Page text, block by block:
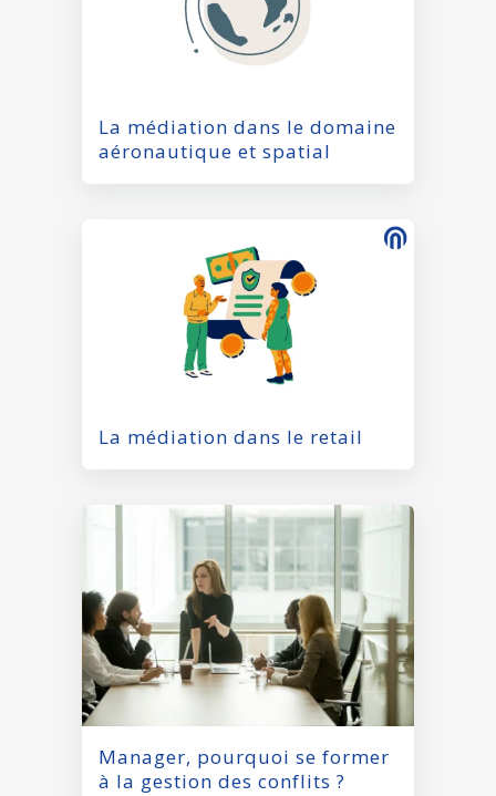
La médiation dans le domaine
aéronautique et spatial
La médiation dans le retail
Manager, pourquoi se former
à la gestion des conflits ?